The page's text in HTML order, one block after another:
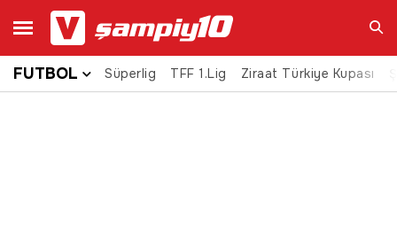
Ara
FUTBOL Süperlig TFF 1.Lig Ziraat Türkiye Kupası